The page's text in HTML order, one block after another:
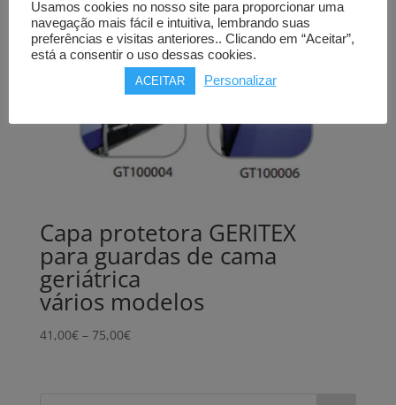
Capa protetora GERITEX
para guardas de cama
geriátrica
vários modelos
41,00€ – 75,00€Price
Usamos cookies no nosso site para proporcionar uma
navegação mais fácil e intuitiva, lembrando suas
preferências e visitas anteriores.. Clicando em “Aceitar”,
está a consentir o uso dessas cookies.
ACEITAR Personalizar